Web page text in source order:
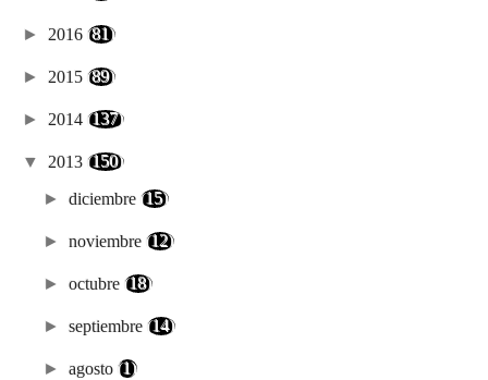
► 2016 (81)
► 2015 (89)
► 2014 (137)
▼ 2013 (150)
►diciembre (15)
►noviembre (12)
►octubre (18)
►septiembre (14)
►agosto(1)